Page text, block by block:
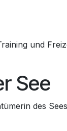
und
See
des